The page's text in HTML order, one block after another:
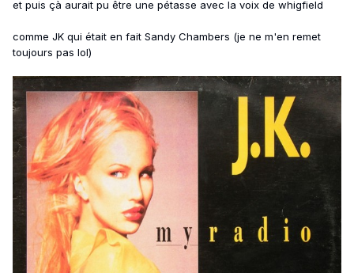
et puis çà aurait pu être une pétasse avec la voix de whigfield
comme JK qui était en fait Sandy Chambers (je ne m'en remet
toujours pas lol)